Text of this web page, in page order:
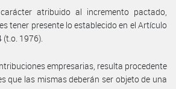
atribuido al incremento pactado,
tener presente lo establecido en el Artículo
(t.o. 1976).
empresarias, resulta procedente
que las mismas deberán ser objeto de una